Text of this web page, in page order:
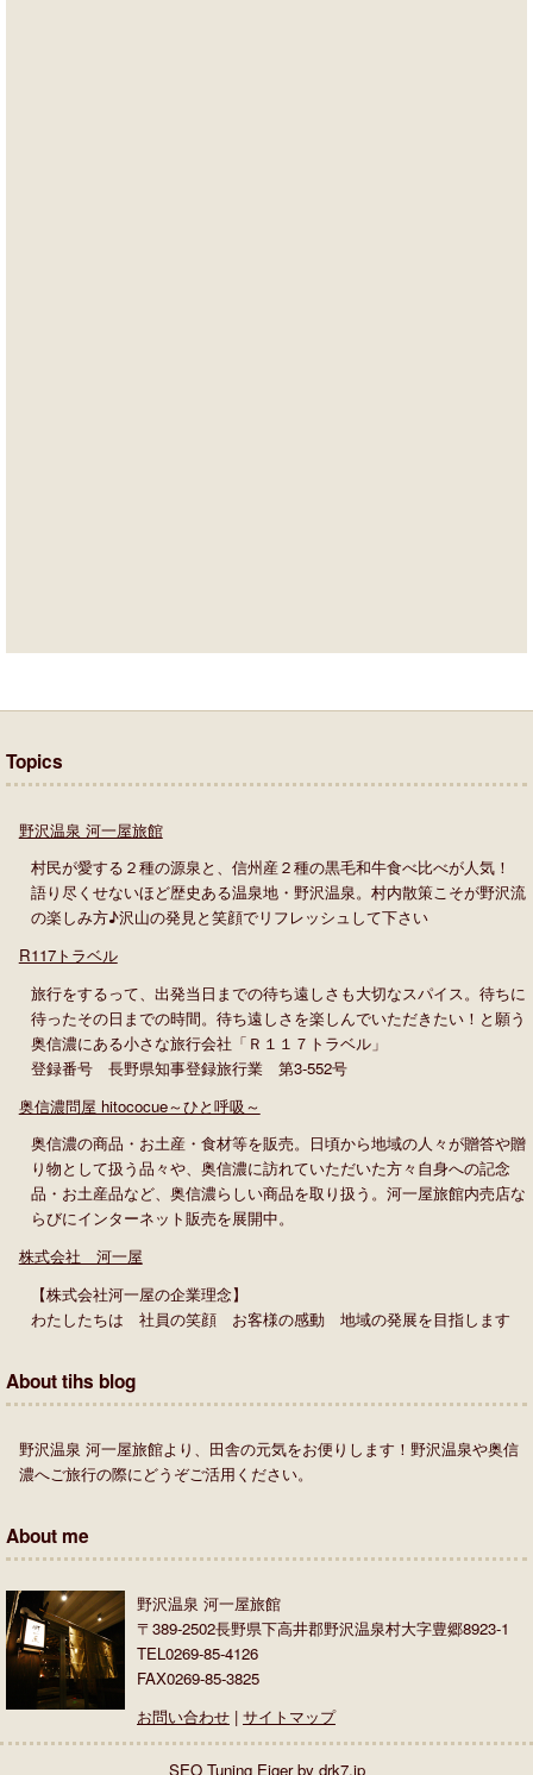
Topics
野沢温泉 河一屋旅館
村民が愛する２種の源泉と、信州産２種の黒毛和牛食べ比べが人気！
語り尽くせないほど歴史ある温泉地・野沢温泉。村内散策こそが野沢流
の楽しみ方♪沢山の発見と笑顔でリフレッシュして下さい
R117トラベル
旅行をするって、出発当日までの待ち遠しさも大切なスパイス。待ちに
待ったその日までの時間。待ち遠しさを楽しんでいただきたい！と願う
奥信濃にある小さな旅行会社「Ｒ１１７トラベル」
登録番号 長野県知事登録旅行業 第3-552号
奥信濃問屋 hitococue～ひと呼吸～
奥信濃の商品・お土産・食材等を販売。日頃から地域の人々が贈答や贈
り物として扱う品々や、奥信濃に訪れていただいた方々自身への記念
品・お土産品など、奥信濃らしい商品を取り扱う。河一屋旅館内売店な
らびにインターネット販売を展開中。
株式会社 河一屋
【株式会社河一屋の企業理念】
わたしたちは 社員の笑顔 お客様の感動 地域の発展を目指します
About tihs blog
野沢温泉 河一屋旅館より、田舎の元気をお便りします！野沢温泉や奥信
濃へご旅行の際にどうぞご活用ください。
About me
野沢温泉 河一屋旅館
〒389-2502長野県下高井郡野沢温泉村大字豊郷8923-1
TEL0269-85-4126
FAX0269-85-3825
お問い合わせ | サイトマップ
SEO Tuning Eiger by drk7.jp